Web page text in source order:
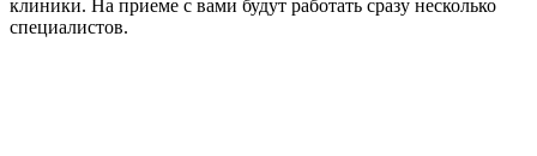
клиники. На приеме с вами будут работать сразу несколько
специалистов.